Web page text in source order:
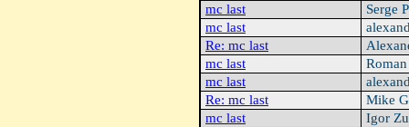
mc last
Serge
mc last
Re: mc last
mc last
mc last
Re: mc last
Mike
mc last
Igor